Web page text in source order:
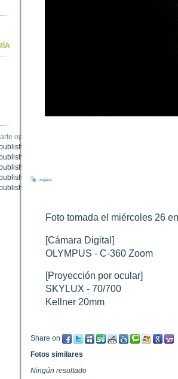
oposición 2020
"
"
"
"Oposición Marte 28 Octubre 2020
"
rojiza
Foto tomada el miércoles 26
[Cámara Digital]
OLYMPUS - C-360 Zoom
[Proyección por ocular]
SKYLUX - 70/700
Kellner 20mm
Share on
Fotos similares
Ningún resultado